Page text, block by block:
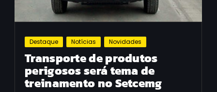
Destaque Notícias Novidades
Transporte de produtos
perigosos será tema de
treinamento no Setcemg